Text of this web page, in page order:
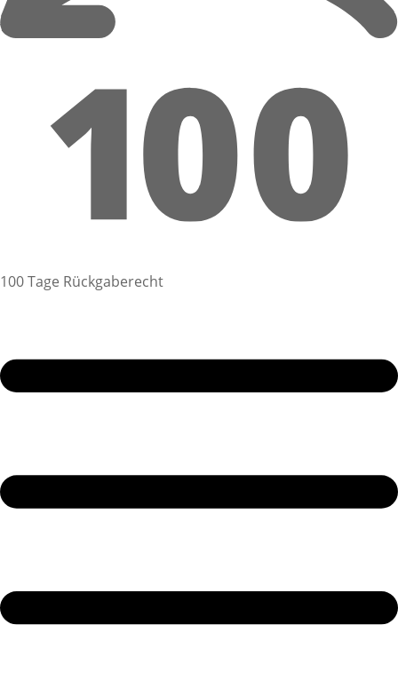
100 Tage Rückgaberecht